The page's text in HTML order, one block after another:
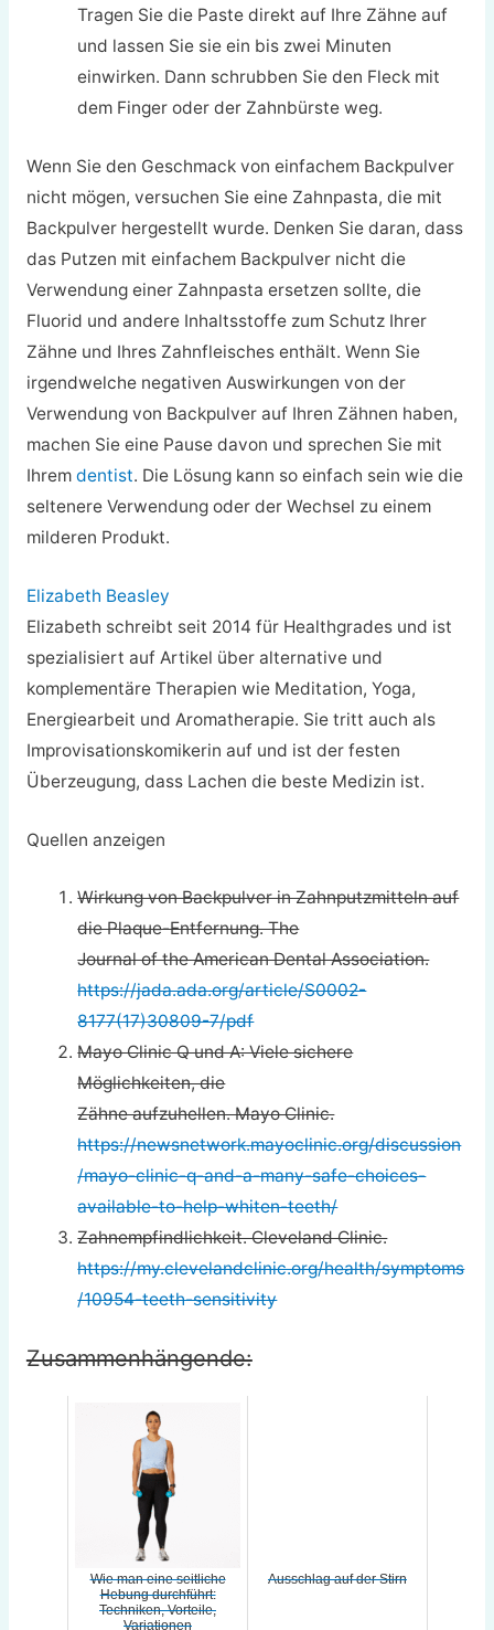
Tragen Sie die Paste direkt auf Ihre Zähne auf
und lassen Sie sie ein bis zwei Minuten
einwirken. Dann schrubben Sie den Fleck mit
dem Finger oder der Zahnbürste weg.
Wenn Sie den Geschmack von einfachem Backpulver
nicht mögen, versuchen Sie eine Zahnpasta, die mit
Backpulver hergestellt wurde. Denken Sie daran, dass
das Putzen mit einfachem Backpulver nicht die
Verwendung einer Zahnpasta ersetzen sollte, die
Fluorid und andere Inhaltsstoffe zum Schutz Ihrer
Zähne und Ihres Zahnfleisches enthält. Wenn Sie
irgendwelche negativen Auswirkungen von der
Verwendung von Backpulver auf Ihren Zähnen haben,
machen Sie eine Pause davon und sprechen Sie mit
Ihrem dentist. Die Lösung kann so einfach sein wie die
seltenere Verwendung oder der Wechsel zu einem
milderen Produkt.
Elizabeth Beasley
Elizabeth schreibt seit 2014 für Healthgrades und ist
spezialisiert auf Artikel über alternative und
komplementäre Therapien wie Meditation, Yoga,
Energiearbeit und Aromatherapie. Sie tritt auch als
Improvisationskomikerin auf und ist der festen
Überzeugung, dass Lachen die beste Medizin ist.
Quellen anzeigen
Wirkung von Backpulver in Zahnputzmitteln auf
die Plaque-Entfernung. The
Journal of the American Dental Association.
https://jada.ada.org/article/S0002-
8177(17)30809-7/pdf
Mayo Clinic Q und A: Viele sichere
Möglichkeiten, die
Zähne aufzuhellen. Mayo Clinic.
https://newsnetwork.mayoclinic.org/discussion
/mayo-clinic-q-and-a-many-safe-choices-
available-to-help-whiten-teeth/
Zahnempfindlichkeit. Cleveland Clinic.
https://my.clevelandclinic.org/health/symptoms
/10954-teeth-sensitivity
Zusammenhängende:
Wie man eine seitliche
Hebung durchführt:
Techniken, Vorteile,
Variationen
Ausschlag auf der Stirn